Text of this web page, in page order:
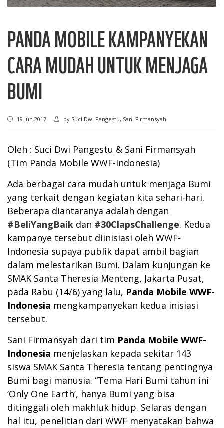
PANDA MOBILE KAMPANYEKAN
CARA MUDAH UNTUK MENJAGA
BUMI
19 Jun 2017 by Suci Dwi Pangestu, Sani Firmansyah
Oleh : Suci Dwi Pangestu & Sani Firmansyah
(Tim Panda Mobile WWF-Indonesia)
Ada berbagai cara mudah untuk menjaga Bumi
yang terkait dengan kegiatan kita sehari-hari.
Beberapa diantaranya adalah dengan
#BeliYangBaik dan #30ClapsChallenge. Kedua
kampanye tersebut diinisiasi oleh WWF-
Indonesia supaya publik dapat ambil bagian
dalam melestarikan Bumi. Dalam kunjungan ke
SMAK Santa Theresia Menteng, Jakarta Pusat,
pada Rabu (14/6) yang lalu, Panda Mobile WWF-
Indonesia mengkampanyekan kedua inisiasi
tersebut.
Sani Firmansyah dari tim Panda Mobile WWF-
Indonesia menjelaskan kepada sekitar 143
siswa SMAK Santa Theresia tentang pentingnya
Bumi bagi manusia. “Tema Hari Bumi tahun ini
‘Only One Earth’, hanya Bumi yang bisa
ditinggali oleh makhluk hidup. Selaras dengan
hal itu, penelitian dari WWF menyatakan bahwa